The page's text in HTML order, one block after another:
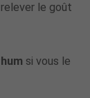
le goût
si vous le